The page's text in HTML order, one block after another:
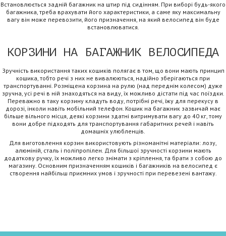
Встановлюється задній багажник на штир під сидінням. При виборі будь-якого
багажника, треба врахувати його характеристики, а саме яку максимальну
вагу він може перевозити, його призначення, на який велосипед він буде
встановлюватися.
КОРЗИНИ НА БАГАЖНИК ВЕЛОСИПЕДА
Зручність використання таких кошиків полягає в том, що вони мають принцип
кошика, тобто речі з них не вивалюються, надійно зберігаються при
транспортуванні. Розміщена корзина на рулю (над переднім колесом) дуже
зручна, усі речі в ній знаходяться на виду, їх можливо дістати під час поїздки.
Переважно в таку корзину кладуть воду, потрібні речі, їжу для перекусу в
дорозі, інколи навіть мобільний телефон. Кошик на багажник зазвичай має
більше вільного місця, деякі корзини здатні витримувати вагу до 40 кг, тому
вони добре підходять для транспортування габаритних речей і навіть
домашніх улюбленців.
Для виготовлення корзин використовують різноманітні матеріали: лозу,
алюміній, сталь і поліпропілен. Для більшої зручності корзини мають
додаткову ручку, їх можливо легко знімати з кріплення, та брати з собою до
магазину. Основним призначенням кошиків і багажників на велосипед є
створення найбільш приємних умов і зручності при перевезені вантажу.